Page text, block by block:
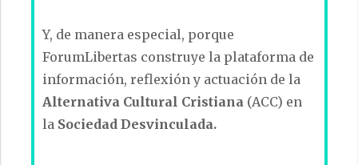
Y, de manera especial, porque
ForumLibertas construye la plataforma de
información, reflexión y actuación de la
Alternativa Cultural Cristiana(ACC) en
la Sociedad Desvinculada.